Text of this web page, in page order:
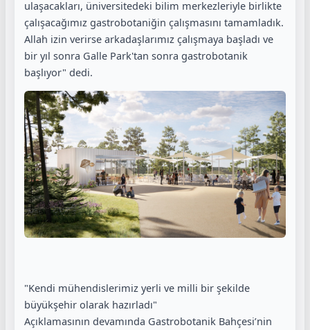
ulaşacakları, üniversitedeki bilim merkezleriyle birlikte
çalışacağımız gastrobotaniğin çalışmasını tamamladık.
Allah izin verirse arkadaşlarımız çalışmaya başladı ve
bir yıl sonra Galle Park'tan sonra gastrobotanik
başlıyor" dedi.
"Kendi mühendislerimiz yerli ve milli bir şekilde
büyükşehir olarak hazırladı"
Açıklamasının devamında Gastrobotanik Bahçesi’nin